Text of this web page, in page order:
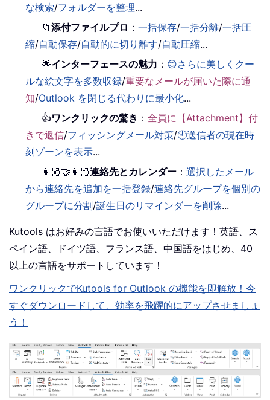
な検索/フォルダーを整理...
📁添付ファイルプロ ：一括保存/一括分離/一括圧
縮/自動保存/自動的に切り離す/自動圧縮...
🌟インターフェースの魅力 ： 😊さらに美しくクー
ルな絵文字を多数収録/重要なメールが届いた際に通
知/Outlook を閉じる代わりに最小化...
👍ワンクリックの驚き ：全員に【Attachment】付
きで返信/フィッシングメール対策/🕘送信者の現在時
刻ゾーンを表示...
👩🏼‍🤝‍👩🏻連絡先とカレンダー ：選択したメール
から連絡先を追加を一括登録/連絡先グループを個別の
グループに分割/誕生日のリマインダーを削除...
Kutools はお好みの言語でお使いいただけます！英語、ス
ペイン語、ドイツ語、フランス語、中国語をはじめ、40
以上の言語をサポートしています！
ワンクリックでKutools for Outlook の機能を即解放！今
すぐダウンロードして、効率を飛躍的にアップさせましょ
う！